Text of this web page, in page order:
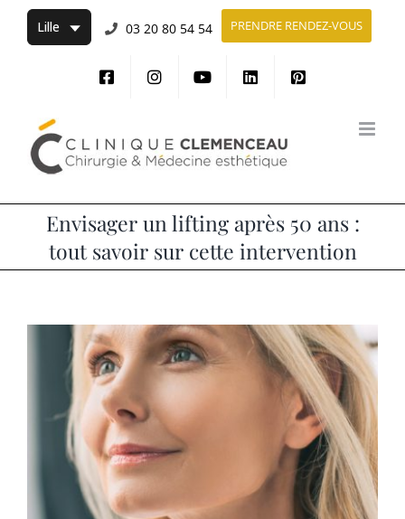
Passer
03 20 80 54 54 PRENDRE RENDEZ-VOUS
Envisager un lifting après 50 ans :
tout savoir sur cette intervention